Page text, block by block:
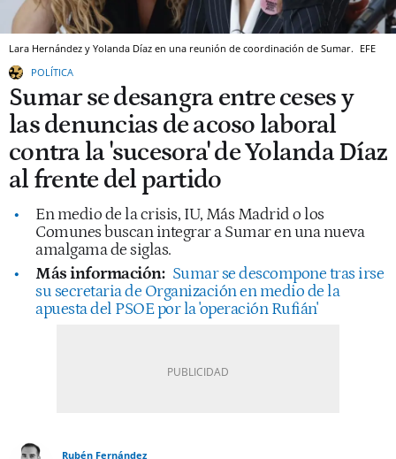
Lara Hernández y Yolanda Díaz en una reunión de coordinación de Sumar. EFE
POLÍTICA
Sumar se desangra entre ceses y
las denuncias de acoso laboral
contra la 'sucesora' de Yolanda Díaz
al frente del partido
En medio de la crisis, IU, Más Madrid o los
Comunes buscan integrar a Sumar en una nueva
amalgama de siglas.
Más información: Sumar se descompone tras irse
su secretaria de Organización en medio de la
apuesta del PSOE por la 'operación Rufián'
Rubén Fernández